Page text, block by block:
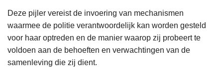
Deze pijler vereist de invoering van mechanismen
waarmee de politie verantwoordelijk kan worden gesteld
voor haar optreden en de manier waarop zij probeert te
voldoen aan de behoeften en verwachtingen van de
samenleving die zij dient.